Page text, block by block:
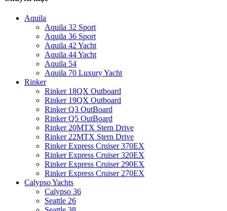
Aquila
Aquila 32 Sport
Aquila 36 Sport
Aquila 42 Yacht
Aquila 44 Yacht
Aquila 54
Aquila 70 Luxury Yacht
Rinker
Rinker 18QX Outboard
Rinker 19QX Outboard
Rinker Q3 OutBoard
Rinker Q5 OutBoard
Rinker 20MTX Stern Drive
Rinker 22MTX Stern Drive
Rinker Express Cruiser 370EX
Rinker Express Cruiser 320EX
Rinker Express Cruiser 290EX
Rinker Express Cruiser 270EX
Calypso Yachts
Calypso 36
Seattle 26